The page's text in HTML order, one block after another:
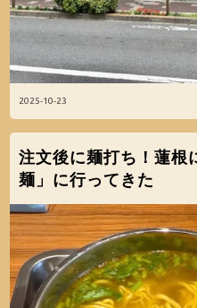
2025-10-23
注文後に麺打ち！蓮根
麺」に行ってきた